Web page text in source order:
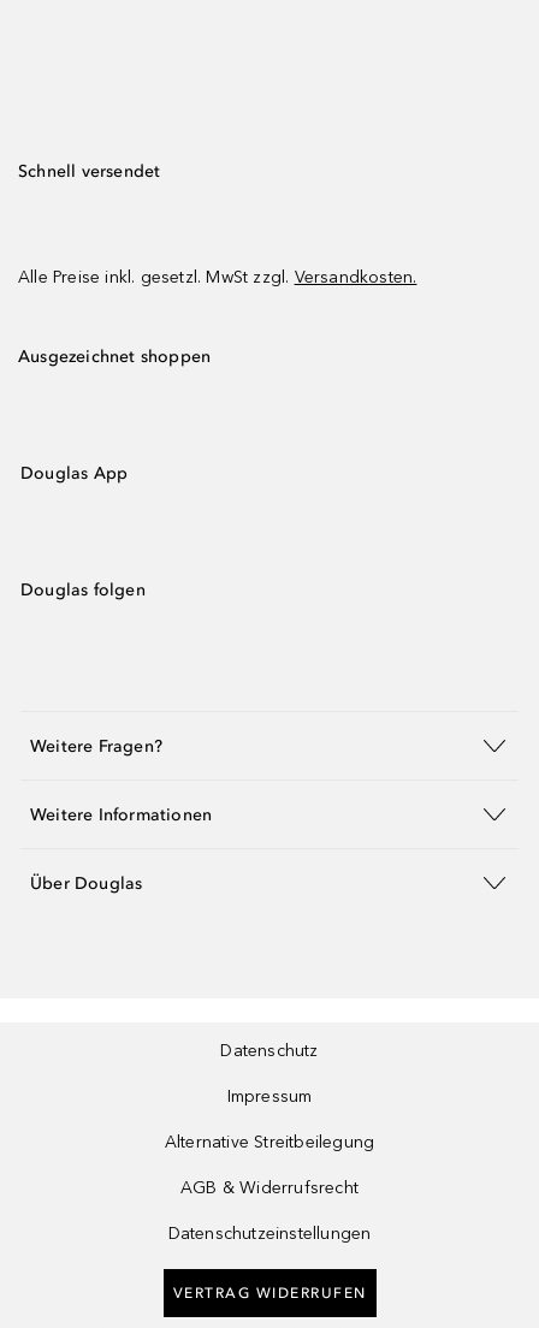
Schnell versendet
Alle Preise inkl. gesetzl. MwSt zzgl. Versandkosten.
Ausgezeichnet shoppen
Douglas App
Douglas folgen
Weitere Fragen?
Weitere Informationen
Über Douglas
Datenschutz
Impressum
Alternative Streitbeilegung
AGB & Widerrufsrecht
Datenschutzeinstellungen
VERTRAG WIDERRUFEN